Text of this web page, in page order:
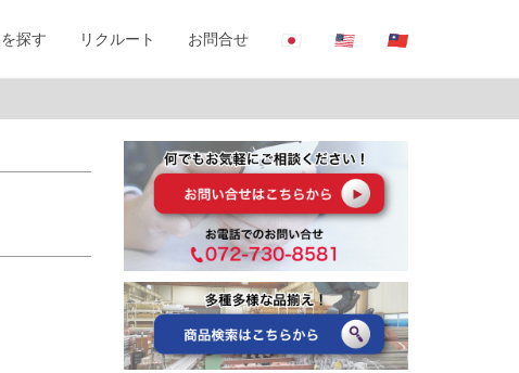
探す リクルート お問合せ